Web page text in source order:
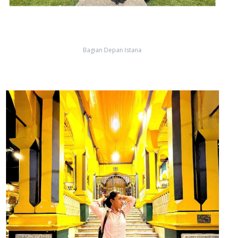
Bagian Depan Istana